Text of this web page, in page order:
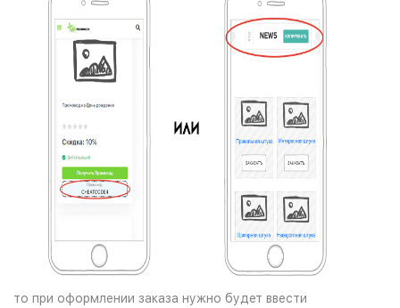
то при оформлении заказа нужно будет ввести